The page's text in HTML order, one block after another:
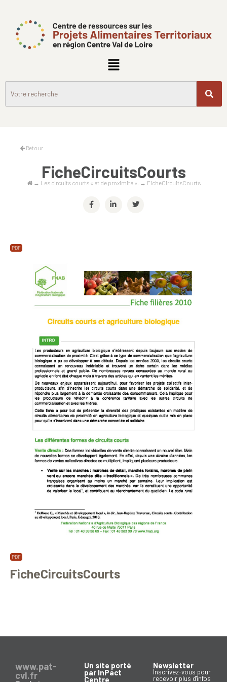
Retour
FicheCircuitsCourts
→ Les circuits courts « et de proximité ». → FicheCircuitsCourts
FicheCircuitsCourts
www.pat-
cvl.fr
Un site porté
par InPact
Centre
Newsletter
Inscrivez-vous pour
recevoir plus d'infos